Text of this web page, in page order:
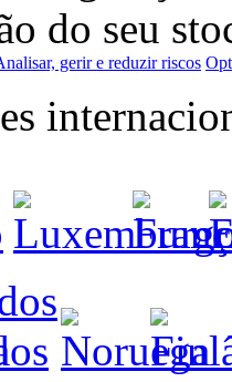
do seu
gerir e reduzir riscos